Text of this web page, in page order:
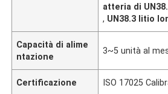
atteria di
, UN38.3 litio
Capacità di alime
ntazione
3~5 unità al
Certificazione ISO 17025